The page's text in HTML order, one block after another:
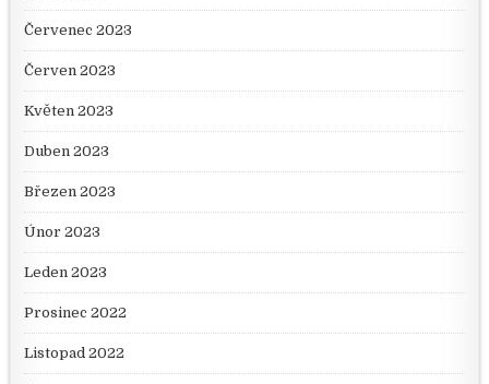
Červenec 2023
Červen 2023
Květen 2023
Duben 2023
Březen 2023
Únor 2023
Leden 2023
Prosinec 2022
Listopad 2022